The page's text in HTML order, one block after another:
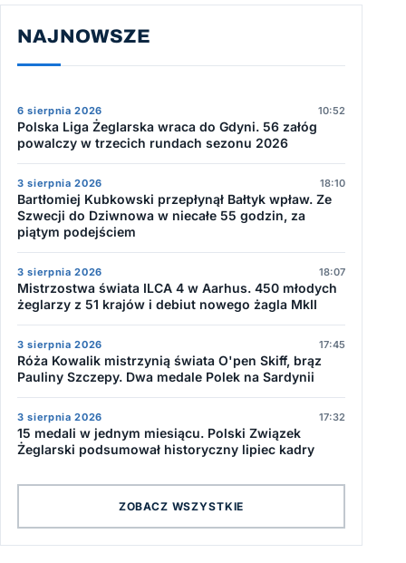
NAJNOWSZE
6 sierpnia 2026 10:52
Polska Liga Żeglarska wraca do Gdyni. 56 załóg
powalczy w trzecich rundach sezonu 2026
3 sierpnia 2026 18:10
Bartłomiej Kubkowski przepłynął Bałtyk wpław. Ze
Szwecji do Dziwnowa w niecałe 55 godzin, za
piątym podejściem
3 sierpnia 2026 18:07
Mistrzostwa świata ILCA 4 w Aarhus. 450 młodych
żeglarzy z 51 krajów i debiut nowego żagla MkII
3 sierpnia 2026 17:45
Róża Kowalik mistrzynią świata O'pen Skiff, brąz
Pauliny Szczepy. Dwa medale Polek na Sardynii
3 sierpnia 2026 17:32
15 medali w jednym miesiącu. Polski Związek
Żeglarski podsumował historyczny lipiec kadry
ZOBACZ WSZYSTKIE